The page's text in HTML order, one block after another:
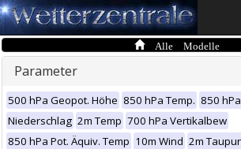
Alle Modelle
Parameter
500 hPa Geopot. Höhe 850 hPa Temp. 850
Niederschlag 2m Temp 700 hPa Vertikalbew
850 hPa Pot. Äquiv. Temp 10m Wind 2m